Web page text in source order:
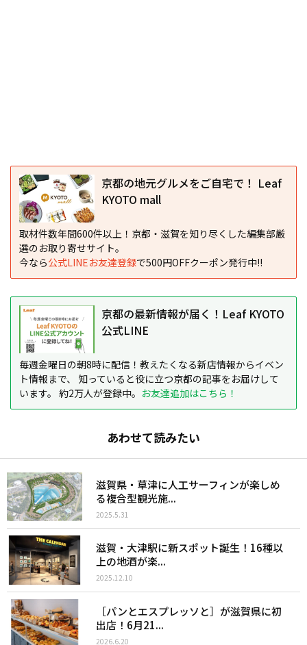
京都の地元グルメをご自宅で！ Leaf
KYOTO mall
取材件数年間600件以上！京都・滋賀を知り尽くした編集部厳
選のお取り寄せサイト。
今なら公式LINEお友達登録で500円OFFクーポン発行中!!
京都の最新情報が届く！Leaf KYOTO
公式LINE
毎週金曜日の朝8時に配信！教えたくなる新店情報からイベン
ト情報まで、 知っていると役に立つ京都の記事をお届けして
います。 約2万人が登録中。 お友達追加はこちら！
あわせて読みたい
滋賀県・草津に人工サーフィンが楽しめ
る複合型観光施...
2025.5.31
滋賀・大津駅に新スポット誕生！16種以
上の地酒が楽...
2025.12.10
［パンとエスプレッソと］が滋賀県に初
出店！6月21...
2026.6.20